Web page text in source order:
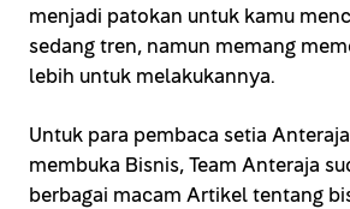
menjadi patokan untuk kamu
sedang tren, namun memang
lebih untuk melakukannya.
Untuk para pembaca setia
membuka Bisnis, Team Anteraja
berbagai macam Artikel tentang